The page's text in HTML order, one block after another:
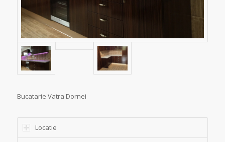
Bucatarie Vatra Dornei
Locatie